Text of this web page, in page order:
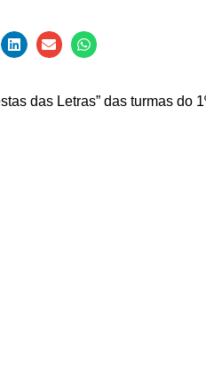
das Letras” das turmas